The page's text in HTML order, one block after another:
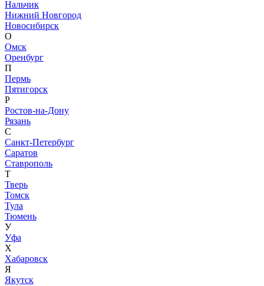
Нальчик
Нижний Новгород
Новосибирск
О
Омск
Оренбург
П
Пермь
Пятигорск
Р
Ростов-на-Дону
Рязань
С
Санкт-Петербург
Саратов
Ставрополь
Т
Тверь
Томск
Тула
Тюмень
У
Уфа
Х
Хабаровск
Я
Якутск